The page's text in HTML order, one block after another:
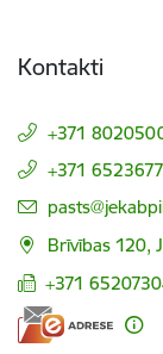
Kontakti
+371
+371
E-pasts:
Brīvības 120,
+371